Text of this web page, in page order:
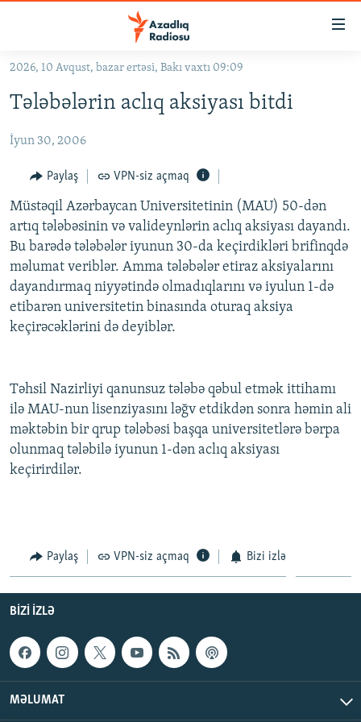
Əsas
qayıt
naviqasiyaya
Axtarışa
keç
KORRUPSIOMETR
#ƏSLINDƏ
FƏRQƏ BAX
QANUNI DOĞRU
ARAŞDIRMA
MULTIMEDIA
KARIKATURA
RADIO ARXIV
İSLAM VƏ DEMOKRATIYA
İZ - MƏDƏNIYYƏT PROQRAMI
PEŞƏ ETIKASI VƏ JURNALISTIKA STANDARTLARIMIZ
MATERIALLARIMIZDAN ISTIFADƏ
AZADLIQRADIOSU MOBIL TELEFONUNUZDA
BIZI IZLƏ
RFE/RL-in bütün saytları
2026, 10 Avqust, bazar ertəsi, Bakı vaxtı 09:09
Tələbələrin aclıq aksiyası bitdi
İyun 30, 2006
Paylaş VPN-siz açmaq
Müstəqil Azərbaycan Universitetinin (MAU) 50-dən
artıq tələbəsinin və valideynlərin aclıq aksiyası dayandı.
Bu barədə tələbələr iyunun 30-da keçirdikləri brifinqdə
məlumat veriblər. Amma tələbələr etiraz aksiyalarını
dayandırmaq niyyətində olmadıqlarını və iyulun 1-də
etibarən universitetin binasında oturaq aksiya
keçirəcəklərini də deyiblər.
Təhsil Nazirliyi qanunsuz tələbə qəbul etmək ittihamı
ilə MAU-nun lisenziyasını ləğv etdikdən sonra həmin ali
məktəbin bir qrup tələbəsi başqa universitetlərə bərpa
olunmaq tələbilə iyunun 1-dən aclıq aksiyası
keçirirdilər.
Paylaş VPN-siz açmaq Bizi izlə
BIZI IZLƏ
MƏLUMAT